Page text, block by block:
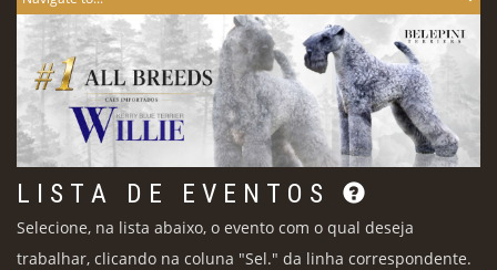
L I S T A D E E V E N T O S
Selecione, na lista abaixo, o evento com o qual deseja
trabalhar, clicando na coluna "Sel." da linha correspondente.